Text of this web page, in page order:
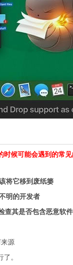
时候可能会遇到的常
将它移到废纸篓
明的开发者
查其是否包含恶意软件
源
。